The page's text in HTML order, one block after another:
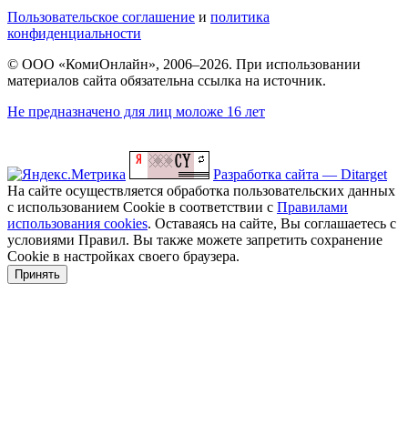
Пользовательское соглашение и политика
конфиденциальности
© ООО «КомиОнлайн», 2006–2026. При использовании
материалов сайта обязательна ссылка на источник.
Не предназначено для лиц моложе 16 лет
Разработка сайта — Ditarget
На сайте осуществляется обработка пользовательских данных
с использованием Cookie в соответствии с Правилами
использования cookies. Оставаясь на сайте, Вы соглашаетесь с
условиями Правил. Вы также можете запретить сохранение
Cookie в настройках своего браузера.
Принять